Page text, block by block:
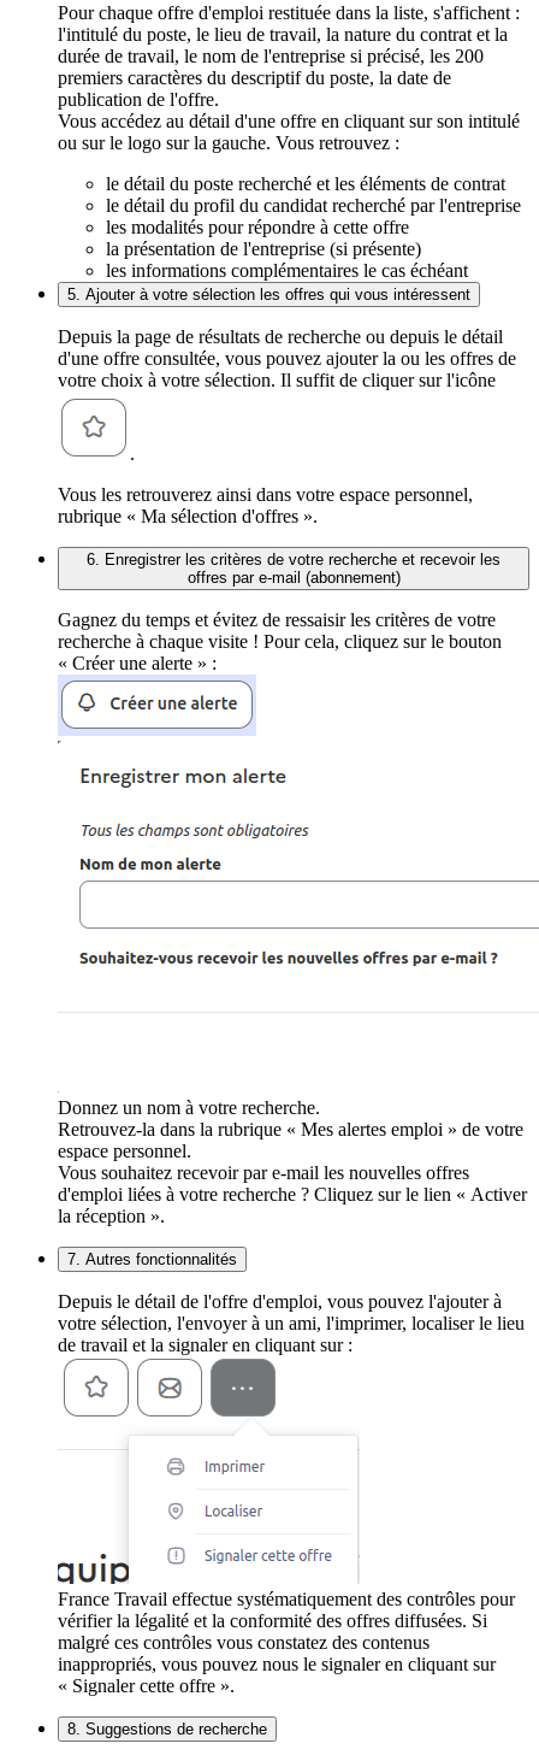
Pour chaque offre d'emploi restituée dans la liste, s'affichent :
l'intitulé du poste, le lieu de travail, la nature du contrat et la
durée de travail, le nom de l'entreprise si précisé, les 200
premiers caractères du descriptif du poste, la date de
publication de l'offre.
Vous accédez au détail d'une offre en cliquant sur son intitulé
ou sur le logo sur la gauche. Vous retrouvez :
le détail du poste recherché et les éléments de contrat
le détail du profil du candidat recherché par l'entreprise
les modalités pour répondre à cette offre
la présentation de l'entreprise (si présente)
les informations complémentaires le cas échéant
5. Ajouter à votre sélection les offres qui vous intéressent
Depuis la page de résultats de recherche ou depuis le détail
d'une offre consultée, vous pouvez ajouter la ou les offres de
votre choix à votre sélection. Il suffit de cliquer sur l'icône
.
Vous les retrouverez ainsi dans votre espace personnel,
rubrique « Ma sélection d'offres ».
6. Enregistrer les critères de votre recherche et recevoir les
offres par e-mail (abonnement)
Gagnez du temps et évitez de ressaisir les critères de votre
recherche à chaque visite ! Pour cela, cliquez sur le bouton
« Créer une alerte » :
Donnez un nom à votre recherche.
Retrouvez-la dans la rubrique « Mes alertes emploi » de votre
espace personnel.
Vous souhaitez recevoir par e-mail les nouvelles offres
d'emploi liées à votre recherche ? Cliquez sur le lien « Activer
la réception ».
7. Autres fonctionnalités
Depuis le détail de l'offre d'emploi, vous pouvez l'ajouter à
votre sélection, l'envoyer à un ami, l'imprimer, localiser le lieu
de travail et la signaler en cliquant sur :
France Travail effectue systématiquement des contrôles pour
vérifier la légalité et la conformité des offres diffusées. Si
malgré ces contrôles vous constatez des contenus
inappropriés, vous pouvez nous le signaler en cliquant sur
« Signaler cette offre ».
8. Suggestions de recherche